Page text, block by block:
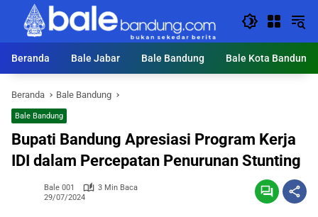
Langsung
konten
Beranda
Bale Jabar Bale Bandung Bale Kota Bandung
Beranda Bale Bandung
Bale Bandung
Bupati Bandung Apresiasi Program Kerja
IDI dalam Percepatan Penurunan Stunting
Bale 001
3 Min Baca
29/07/2024